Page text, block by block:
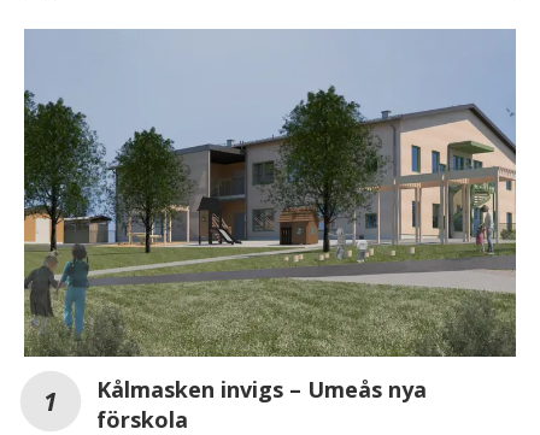
Kålmasken invigs – Umeås nya
förskola